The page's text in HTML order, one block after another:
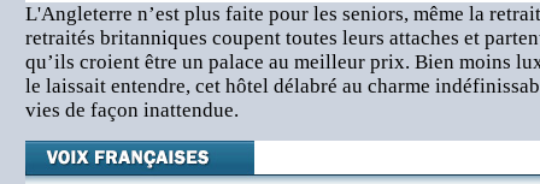
L'Angleterre n’est plus faite pour les seniors, même la
retraités britanniques coupent toutes leurs attaches et
qu’ils croient être un palace au meilleur prix. Bien moins
le laissait entendre, cet hôtel délabré au charme
vies de façon inattendue.